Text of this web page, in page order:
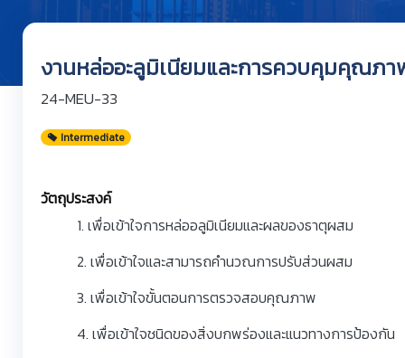
งานหล่ออะลูมิเนียมและการควบคุมคุณภา
24-MEU-33
Intermediate
วัตถุประสงค์
1. เพื่อเข้าใจการหล่ออลูมิเนียมและผลของธาตุผสม
2. เพื่อเข้าใจและสามารถคำนวณการปรับส่วนผสม
3. เพื่อเข้าใจขั้นตอนการตรวจสอบคุณภาพ
4. เพื่อเข้าใจชนิดของสิ่งบกพร่องและแนวทางการป้องกัน